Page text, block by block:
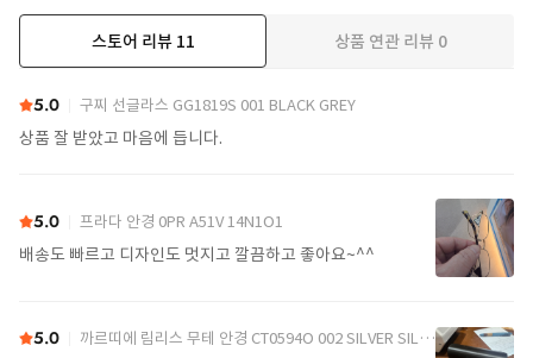
스토어 리뷰 11 상품 연관 리뷰 0
5.0 구찌 선글라스 GG1819S 001 BLACK GREY
상품 잘 받았고 마음에 듭니다.
5.0 프라다 안경 0PR A51V 14N1O1
배송도 빠르고 디자인도 멋지고 깔끔하고 좋아요~^^
5.0 까르띠에 림리스 무테 안경 CT0594O 002 SILVER SILVER TRANSPARENT